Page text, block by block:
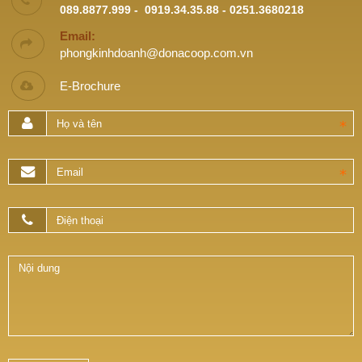
089.8877.999 - 0919.34.35.88 - 0251.3680218
Email:
phongkinhdoanh@donacoop.com.vn
E-Brochure